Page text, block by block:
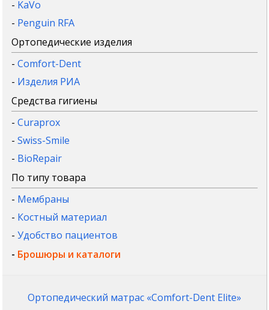
- KaVo
- Penguin RFA
Ортопедические изделия
-Comfort-Dent
- Изделия РИА
Средства гигиены
-Curaprox
-Swiss-Smile
- BioRepair
По типу товара
- Мембраны
- Костный материал
-Удобство пациентов
- Брошюры и каталоги
Ортопедический матрас «Comfort-Dent Elite»